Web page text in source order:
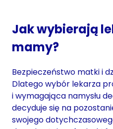
Jak wybierają
mamy?
Bezpieczeństwo matki i
Dlatego wybór lekarza
i wymagająca namysłu
decyduje się na
swojego